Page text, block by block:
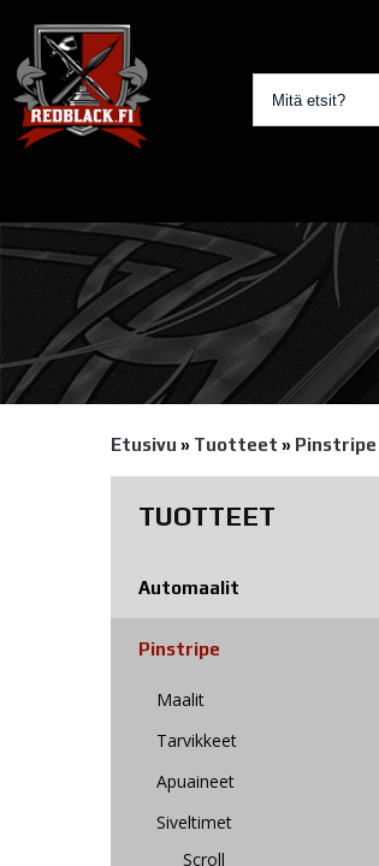
Etusivu » Tuotteet » Pinstripe
TUOTTEET
Automaalit
Pinstripe
Maalit
Tarvikkeet
Apuaineet
Siveltimet
Scroll